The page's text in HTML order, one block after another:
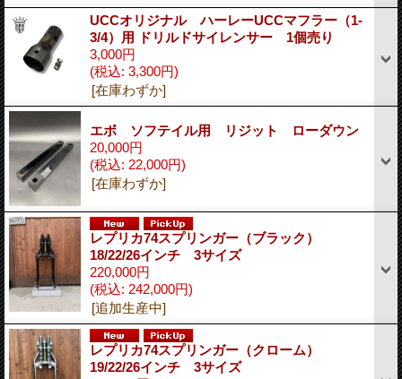
UCCオリジナル ハーレーUCCマフラー（1-
3/4）用 ドリルドサイレンサー 1個売り
3,000円
(税込: 3,300円)
[在庫わずか]
エボ ソフテイル用 リジット ローダウン
20,000円
(税込: 22,000円)
[在庫わずか]
レプリカ74スプリンガー（ブラック）
18/22/26インチ 3サイズ
220,000円
(税込: 242,000円)
[追加生産中]
レプリカ74スプリンガー（クローム）
19/22/26インチ 3サイズ